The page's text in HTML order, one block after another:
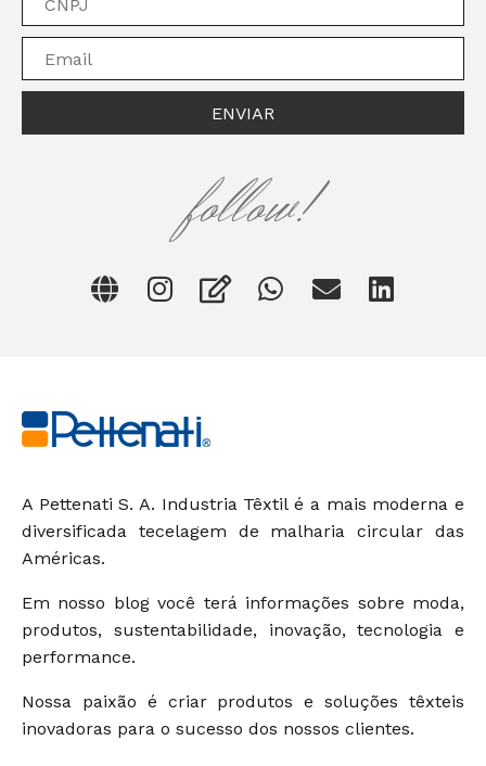
A Pettenati S. A. Industria Têxtil é a mais moderna e
diversificada tecelagem de malharia circular das
Américas.
Em nosso blog você terá informações sobre moda,
produtos, sustentabilidade, inovação, tecnologia e
performance.
Nossa paixão é criar produtos e soluções têxteis
inovadoras para o sucesso dos nossos clientes.
ENVIAR
follow!